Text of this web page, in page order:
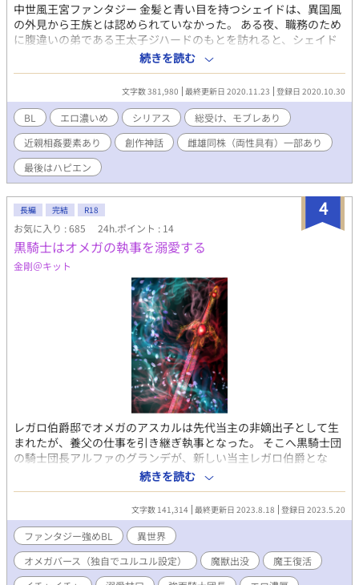
中世風王宮ファンタジー 金髪と青い目を持つシェイドは、異国風
の外見から王族とは認められていなかった。 ある夜、職務のため
に腹違いの弟である王太子ジハードのもとを訪れると、シェイド
を嫌っているはずのジハードに迫られて――。 薄幸な主人公が
色々な相手に襲われながら幸せを知る話。総受けR18。神話要素
アリ。 神の現身と謳われる俺様攻×自己評価の低い美人受 表
紙・挿絵は豚子さん（https://twitter.com/M_buibui）に描いて
いただきました。ありがとうございます。 ※以前他サイト様で
投稿したものを改訂・加筆して投稿しています。全体に多少の改
訂をかけ、最後数話分は丸々書き直しています。他サイト様で投
稿したものから結末を変更しているので、あちらでご覧になられ
た方もよろしければ覗いてください。
続きを読む
文字数 381,980 最終更新日 2020.11.23 登録日 2020.10.30
BL エロ濃いめ シリアス
総受け、モブレあり
近親相姦要素あり
創作神話
雌雄同株（両性具有）一部あり
最後はハピエン
4
長編 完結 R18
お気に入り : 685 24h.ポイント : 14
黒騎士はオメガの執事を溺愛する
金剛＠キット
レガロ伯爵邸でオメガのアスカルは先代当主の非嫡出子として生
まれたが、養父の仕事を引き継ぎ執事となった。 そこへ黒騎士団
の騎士団長アルファのグランデが、新しい当主レガロ伯爵とな
り、アスカルが勤める田舎の伯爵邸に訪れた。 アスカルは自分は
ベータだと嘘をつき、グランデに仕えるが… 領地にあらわれた
魔獣退治中に運悪く魔道具が壊れ、発情の抑制魔法が使えなくな
り、グランデの前で発情してしまう。 発情を抑えられないアスカ
ルは、伯爵の寝室でグランデに抱かれ――― ※お話に都合の良い
ユルユル設定のオメガバースです。 😘溺愛イチャエロ濃いめの
R18です！ 苦手な方はご注意を！ ツッコミどころ満載で、誤字
脱字が猛烈に多いですが、どうか暖かい心でご容赦を_(._.)_☆彡
続きを読む
文字数 141,314 最終更新日 2023.8.18 登録日 2023.5.20
ファンタジー強めBL
異世界
オメガバース（独自でユルユル設定）
魔獣出没
魔王復活